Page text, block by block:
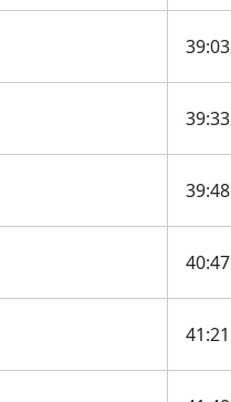
39:03
39:33
39:48
40:47
41:21